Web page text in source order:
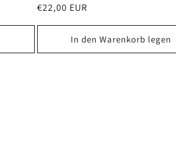
Normaler
€22,00 EUR
In den Warenkorb legen